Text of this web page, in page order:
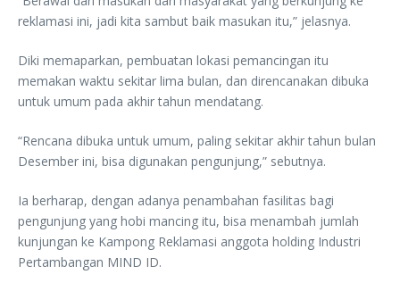
reklamasi ini, jadi kita sambut baik masukan itu,” jelasnya.
Diki memaparkan, pembuatan lokasi pemancingan itu
memakan waktu sekitar lima bulan, dan direncanakan dibuka
untuk umum pada akhir tahun mendatang.
“Rencana dibuka untuk umum, paling sekitar akhir tahun bulan
Desember ini, bisa digunakan pengunjung,” sebutnya.
Ia berharap, dengan adanya penambahan fasilitas bagi
pengunjung yang hobi mancing itu, bisa menambah jumlah
kunjungan ke Kampong Reklamasi anggota holding Industri
Pertambangan MIND ID.